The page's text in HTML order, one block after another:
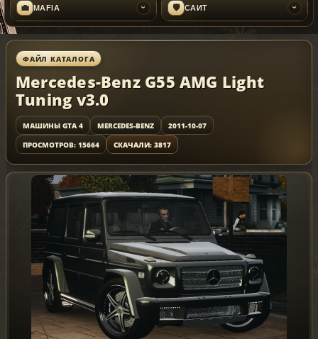
💼 MAFIA › 🛡 САЙТ ›
ФАЙЛ КАТАЛОГА
Mercedes-Benz G55 AMG Light
Tuning v3.0
МАШИНЫ GTA 4 MERCEDES-BENZ
2011-10-07
ПРОСМОТРОВ: 15664
СКАЧАЛИ: 3817